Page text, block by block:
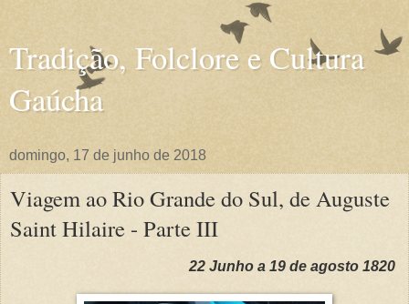
Tradição, Folclore e Cultura
Gaúcha
domingo, 17 de junho de 2018
Viagem ao Rio Grande do Sul, de Auguste
Saint Hilaire - Parte III
22 Junho a 19 de agosto 1820